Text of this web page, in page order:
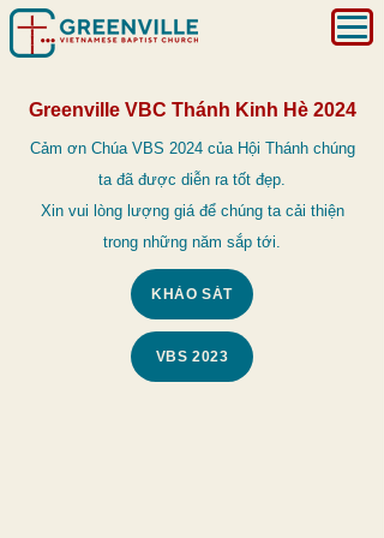
Greenville VBC Thánh Kinh Hè 2024
Cảm ơn Chúa VBS 2024 của Hội Thánh chúng
ta đã được diễn ra tốt đẹp.
Xin vui lòng lượng giá để chúng ta cải thiện
trong những năm sắp tới.
KHẢO SÁT
VBS 2023